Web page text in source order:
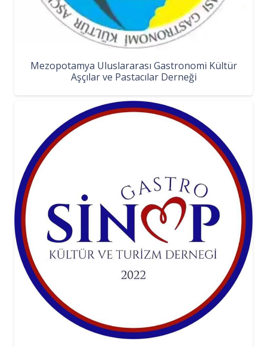
Mezopotamya Uluslararası Gastronomi Kültür
Aşçılar ve Pastacılar Derneği